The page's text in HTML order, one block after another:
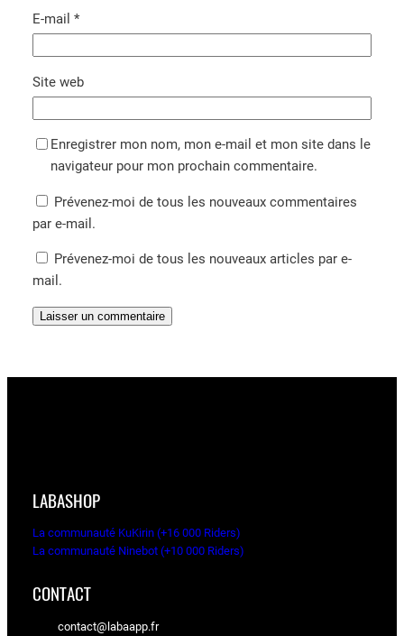
E-mail *
Site web
Enregistrer mon nom, mon e-mail et mon site dans le
navigateur pour mon prochain commentaire.
Prévenez-moi de tous les nouveaux commentaires
par e-mail.
Prévenez-moi de tous les nouveaux articles par e-
mail.
LABASHOP
La communauté KuKirin (+16 000 Riders)
La communauté Ninebot (+10 000 Riders)
CONTACT
contact@labaapp.fr